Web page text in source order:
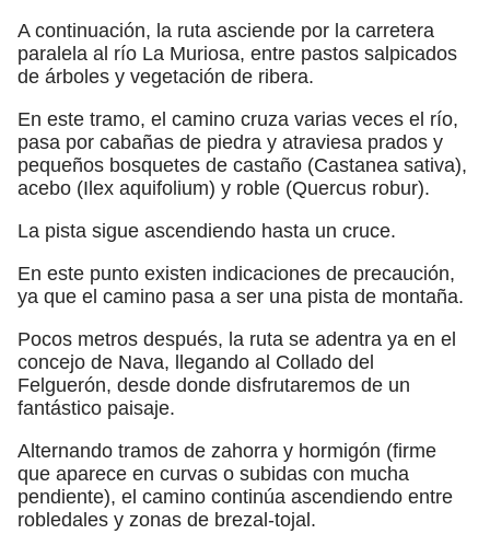
A continuación, la ruta asciende por la carretera
paralela al río La Muriosa, entre pastos salpicados
de árboles y vegetación de ribera.
En este tramo, el camino cruza varias veces el río,
pasa por cabañas de piedra y atraviesa prados y
pequeños bosquetes de castaño (Castanea sativa),
acebo (Ilex aquifolium) y roble (Quercus robur).
La pista sigue ascendiendo hasta un cruce.
En este punto existen indicaciones de precaución,
ya que el camino pasa a ser una pista de montaña.
Pocos metros después, la ruta se adentra ya en el
concejo de Nava, llegando al Collado del
Felguerón, desde donde disfrutaremos de un
fantástico paisaje.
Alternando tramos de zahorra y hormigón (firme
que aparece en curvas o subidas con mucha
pendiente), el camino continúa ascendiendo entre
robledales y zonas de brezal-tojal.